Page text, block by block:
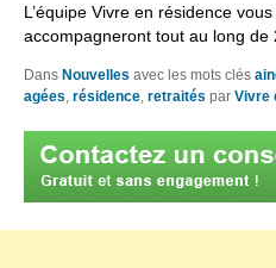
L’équipe Vivre en résidence
accompagneront tout au long de
Dans Nouvelles avec les mots clés
agées, résidence, retraités par Vivre